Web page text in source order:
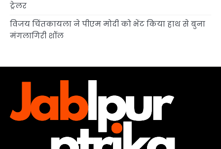
ट्रेलर
विजय चिंतकायला ने पीएम मोदी को भेंट किया हाथ से बुना
मंगलागिरी शॉल